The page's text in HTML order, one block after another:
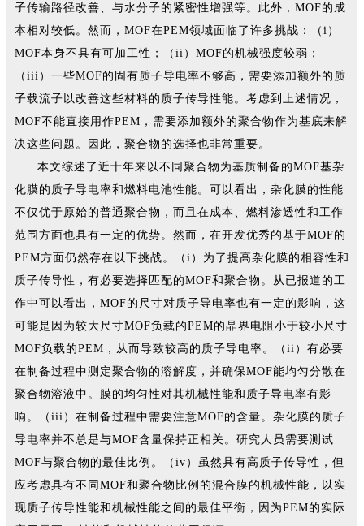
子传输路径改善、与水分子的紧密性增强等。此外，MOF的成
本相对较低。然而，MOF在PEM领域面临了许多挑战：（i）
MOF本身不具有可加工性；（ii）MOF的机械强度较弱；
（iii）一些MOF的固有质子导电率不够高，需要添加额外的质
子载流子以改善这些材料的质子传导性能。考虑到上述情况，
MOF不能直接用作PEM，需要添加额外的聚合物作为基底来解
决这些问题。因此，聚合物的选择也非常重要。
本文综述了近十年来以不同聚合物为基质制备的MOF基杂
化膜的质子导电率和燃料电池性能。可以看出，杂化膜的性能
不仅优于原始的普通聚合物，而且在成本、燃料渗透性和工作
范围方面也具有一定的优势。然而，在开发优秀的基于MOF的
PEM方面仍然存在以下挑战。（i）为了提高杂化膜的相容性和
质子传导性，有必要选择匹配的MOF和聚合物。从已报道的工
作中可以看出，MOF的尺寸对质子导电率也有一定的影响，这
可能是因为较大尺寸MOF负载的PEM的晶界电阻小于较小尺寸
MOF负载的PEM，从而导致较高的质子导电率。（ii）有必要
在制备过程中测定聚合物的溶解度，并确保MOF能均匀分散在
聚合物溶液中。膜的均匀性对其机械性能和质子导电率有影
响。（iii）在制备过程中需要注意MOF的含量。杂化膜的质子
导电率并不总是与MOF含量保持正相关。研究人员需要测试
MOF与聚合物的最佳比例。（iv）虽然具有高质子传导性，但
应考虑具有不同MOF和聚合物比例的混合膜的机械性能，以实
现质子传导性能和机械性能之间的最佳平衡，因为PEM的实际